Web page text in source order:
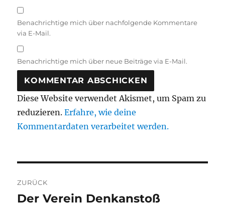
Benachrichtige mich über nachfolgende Kommentare
via E-Mail.
Benachrichtige mich über neue Beiträge via E-Mail.
Diese Website verwendet Akismet, um Spam zu
reduzieren.Erfahre, wie deine
Kommentardaten verarbeitet werden.
ZURÜCK
Vorheriger
Der Verein Denkanstoß